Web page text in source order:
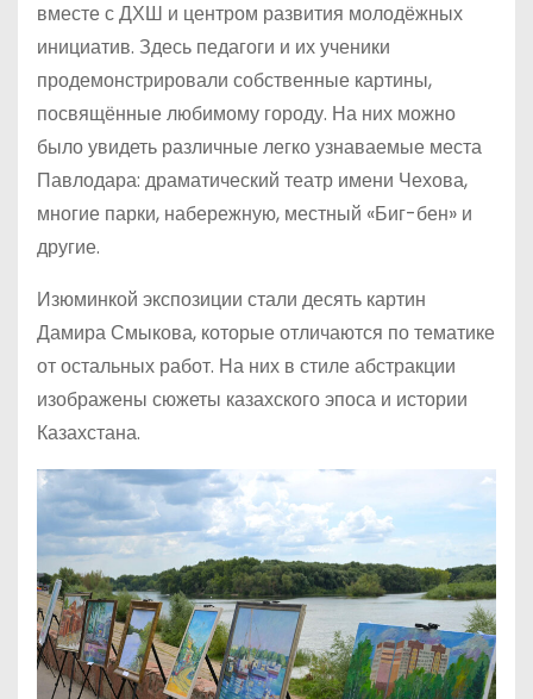
вместе с ДХШ и центром развития молодёжных
инициатив. Здесь педагоги и их ученики
продемонстрировали собственные картины,
посвящённые любимому городу. На них можно
было увидеть различные легко узнаваемые места
Павлодара: драматический театр имени Чехова,
многие парки, набережную, местный «Биг-бен» и
другие.
Изюминкой экспозиции стали десять картин
Дамира Смыкова, которые отличаются по тематике
от остальных работ. На них в стиле абстракции
изображены сюжеты казахского эпоса и истории
Казахстана.